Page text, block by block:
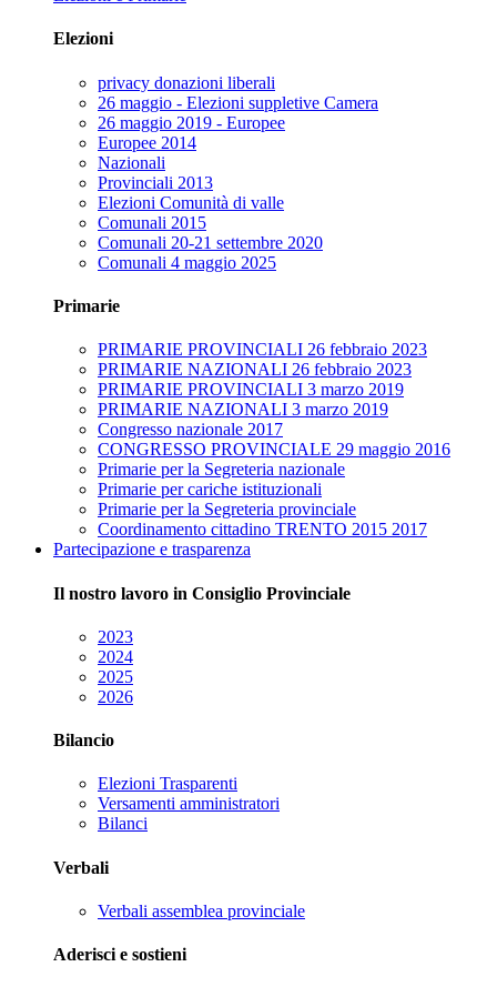
Elezioni
privacy donazioni liberali
26 maggio - Elezioni suppletive Camera
26 maggio 2019 - Europee
Europee 2014
Nazionali
Provinciali 2013
Elezioni Comunità di valle
Comunali 2015
Comunali 20-21 settembre 2020
Comunali 4 maggio 2025
Primarie
PRIMARIE PROVINCIALI 26 febbraio 2023
PRIMARIE NAZIONALI 26 febbraio 2023
PRIMARIE PROVINCIALI 3 marzo 2019
PRIMARIE NAZIONALI 3 marzo 2019
Congresso nazionale 2017
CONGRESSO PROVINCIALE 29 maggio 2016
Primarie per la Segreteria nazionale
Primarie per cariche istituzionali
Primarie per la Segreteria provinciale
Coordinamento cittadino TRENTO 2015 2017
Partecipazione e trasparenza
Il nostro lavoro in Consiglio Provinciale
2023
2024
2025
2026
Bilancio
Elezioni Trasparenti
Versamenti amministratori
Bilanci
Verbali
Verbali assemblea provinciale
Aderisci e sostieni